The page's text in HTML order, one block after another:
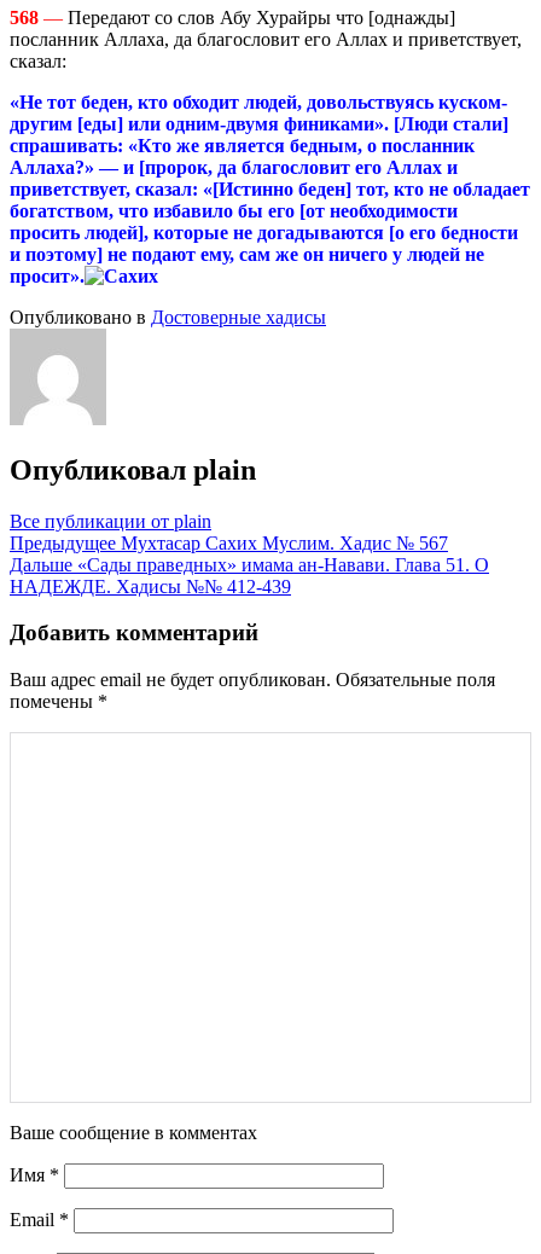
568 — Передают со слов Абу Хурайры что [однажды]
посланник Аллаха, да благословит его Аллах и приветствует,
сказал:
«Не тот беден, кто обходит людей, довольствуясь куском-
другим [еды] или одним-двумя финиками». [Люди стали]
спрашивать: «Кто же является бедным, о посланник
Аллаха?» — и [пророк, да благословит его Аллах и
приветствует, сказал: «[Истинно беден] тот, кто не обладает
богатством, что избавило бы его [от необходимости
просить людей], которые не догадываются [о его бедности
и поэтому] не подают ему, сам же он ничего у людей не
просит».
Опубликовано в Достоверные хадисы
Опубликовал plain
Все публикации от plain
Навигация
по
Предыдущее Мухтасар Сахих Муслим. Хадис № 567
Дальше «Сады праведных» имама ан-Навави. Глава 51. О
НАДЕЖДЕ. Хадисы №№ 412-439
Добавить комментарий
Ваш адрес email не будет опубликован. Обязательные поля
помечены *
Ваше сообщение в комментах
Имя *
Email *